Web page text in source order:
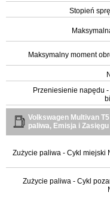
Stopień
Maksymalny moment
Przeniesienie napędu
Volkswagen Multivan
paliwa, Emisja i Zasięgu
Zużycie paliwa - Cykl miejski
Zużycie paliwa - Cykl